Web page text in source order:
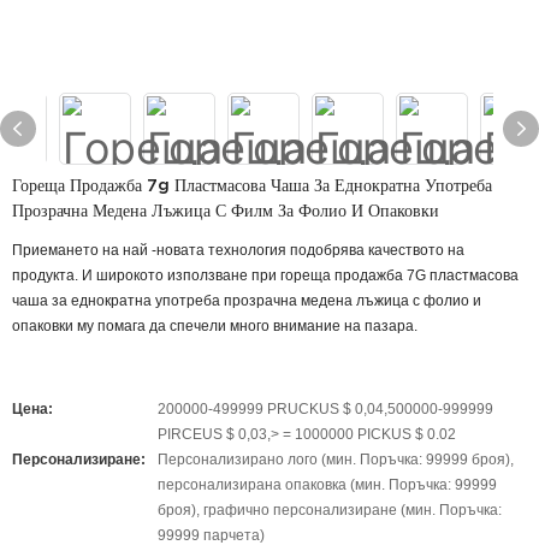
Гореща Продажба 7g Пластмасова Чаша За Еднократна Употреба
Прозрачна Медена Лъжица С Филм За Фолио И Опаковки
Приемането на най -новата технология подобрява качеството на
продукта. И широкото използване при гореща продажба 7G пластмасова
чаша за еднократна употреба прозрачна медена лъжица с фолио и
опаковки му помага да спечели много внимание на пазара.
Цена:
200000-499999 PRUCKUS $ 0,04,500000-999999
PIRCEUS $ 0,03,> = 1000000 PICKUS $ 0.02
Персонализиране:
Персонализирано лого (мин. Поръчка: 99999 броя),
персонализирана опаковка (мин. Поръчка: 99999
броя), графично персонализиране (мин. Поръчка:
99999 парчета)